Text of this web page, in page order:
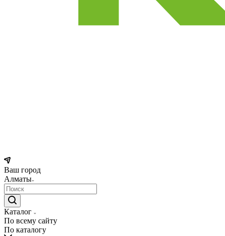
Ваш город
Алматы
Каталог
По всему сайту
По каталогу